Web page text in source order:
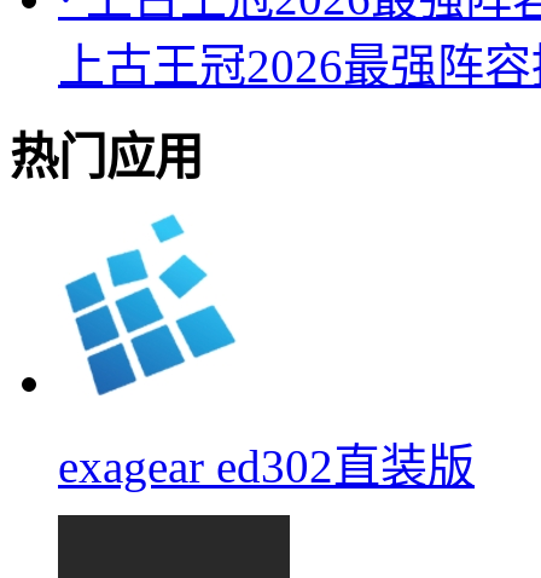
上古王冠2026最强阵
热门应用
exagear ed302直装版